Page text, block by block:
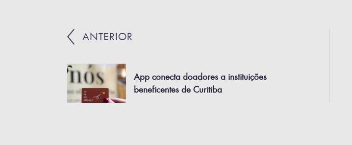
ANTERIOR
App conecta doadores a instituições
beneficentes de Curitiba